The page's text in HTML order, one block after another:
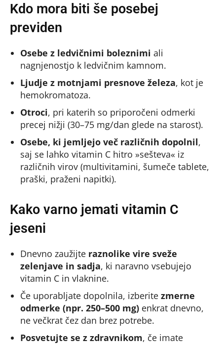
Kdo mora biti še posebej
previden
Osebe z ledvičnimi boleznimi ali
nagnjenostjo k ledvičnim kamnom.
Ljudje z motnjami presnove železa, kot je
hemokromatoza.
Otroci, pri katerih so priporočeni odmerki
precej nižji (30–75 mg/dan glede na starost).
Osebe, ki jemljejo več različnih dopolnil,
saj se lahko vitamin C hitro »sešteva« iz
različnih virov (multivitamini, šumeče tablete,
praški, praženi napitki).
Kako varno jemati vitamin C
jeseni
Dnevno zaužijte raznolike vire sveže
zelenjave in sadja, ki naravno vsebujejo
vitamin C in vlaknine.
Če uporabljate dopolnila, izberite zmerne
odmerke (npr. 250–500 mg) enkrat dnevno,
ne večkrat čez dan brez potrebe.
Posvetujte se z zdravnikom, če imate